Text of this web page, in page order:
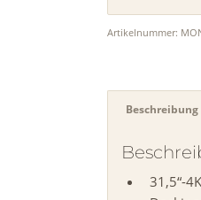
Alternative:
Artikelnummer:
Beschreibung
31,5“-